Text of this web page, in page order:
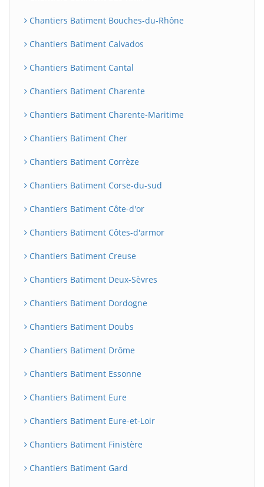
Chantiers Batiment Bouches-du-Rhône
Chantiers Batiment Calvados
Chantiers Batiment Cantal
Chantiers Batiment Charente
Chantiers Batiment Charente-Maritime
Chantiers Batiment Cher
Chantiers Batiment Corrèze
Chantiers Batiment Corse-du-sud
Chantiers Batiment Côte-d'or
Chantiers Batiment Côtes-d'armor
Chantiers Batiment Creuse
Chantiers Batiment Deux-Sèvres
Chantiers Batiment Dordogne
Chantiers Batiment Doubs
Chantiers Batiment Drôme
Chantiers Batiment Essonne
Chantiers Batiment Eure
Chantiers Batiment Eure-et-Loir
Chantiers Batiment Finistère
Chantiers Batiment Gard